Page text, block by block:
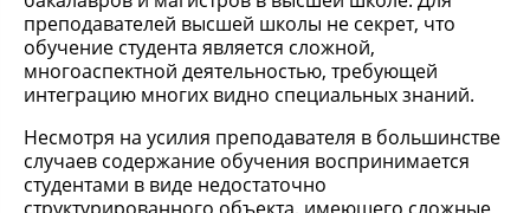
преподавателей высшей школы не секрет, что
обучение студента является сложной,
многоаспектной деятельностью, требующей
интеграцию многих видно специальных знаний.
Несмотря на усилия преподавателя в большинстве
случаев содержание обучения воспринимается
студентами в виде недостаточно